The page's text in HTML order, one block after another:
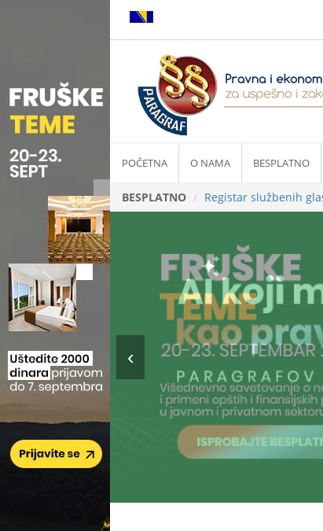
POČETNA O NAMA BESPLATNO
BESPLATNO Registar službenih